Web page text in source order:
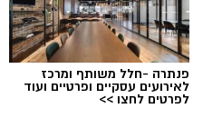
פנתרה -חלל משותף ומרכז
לאירועים עסקיים ופרטיים ועוד
לפרטים לחצו >>